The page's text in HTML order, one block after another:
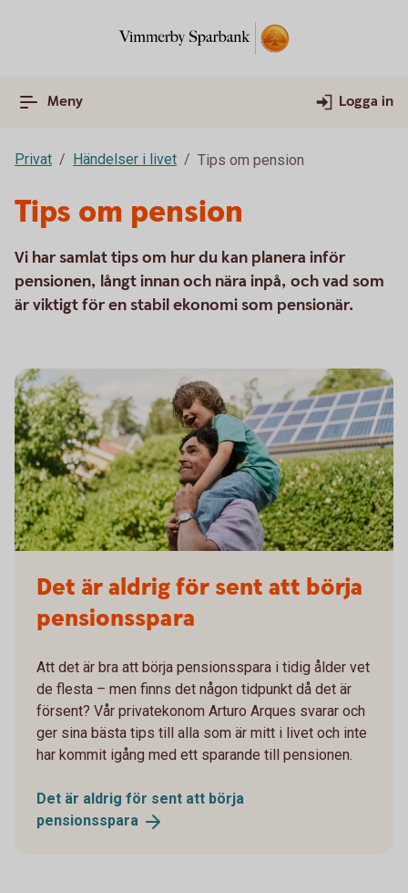
Meny Logga in
Privat Händelser i livet Tips om pension
Tips om pension
Vi har samlat tips om hur du kan planera inför
pensionen, långt innan och nära inpå, och vad som
är viktigt för en stabil ekonomi som pensionär.
Det är aldrig för sent att börja
pensionsspara
Att det är bra att börja pensionsspara i tidig ålder vet
de flesta – men finns det någon tidpunkt då det är
försent? Vår privatekonom Arturo Arques svarar och
ger sina bästa tips till alla som är mitt i livet och inte
har kommit igång med ett sparande till pensionen.
Det är aldrig för sent att börja
pensionsspara